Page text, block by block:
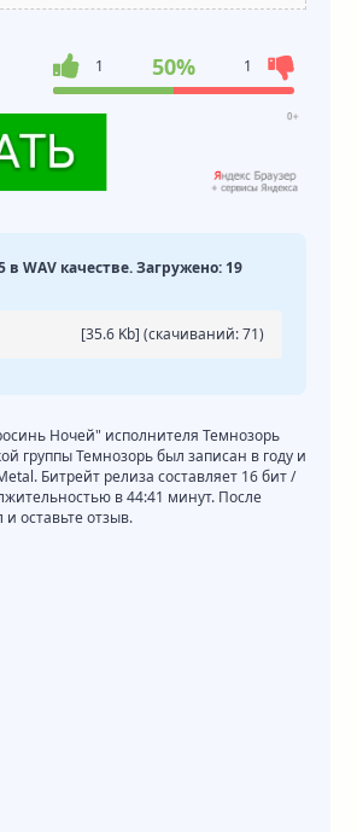
1 50% 1
WAV качестве. Загружено: 19
[35.6 Kb] (cкачиваний: 71)
Ночей" исполнителя Темнозорь
группы Темнозорь был записан в году и
Битрейт релиза составляет 16 бит /
в 44:41 минут. После
оставьте отзыв.